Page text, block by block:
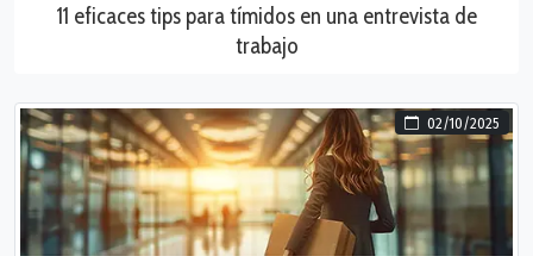
11 eficaces tips para tímidos en una entrevista de
trabajo
02/10/2025